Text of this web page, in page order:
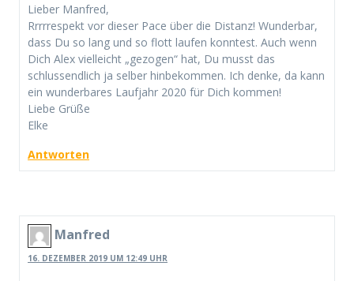
Lieber Manfred,
Rrrrrespekt vor dieser Pace über die Distanz! Wunderbar,
dass Du so lang und so flott laufen konntest. Auch wenn
Dich Alex vielleicht „gezogen“ hat, Du musst das
schlussendlich ja selber hinbekommen. Ich denke, da kann
ein wunderbares Laufjahr 2020 für Dich kommen!
Liebe Grüße
Elke
Antworten
Manfred
16. DEZEMBER 2019 UM 12:49 UHR